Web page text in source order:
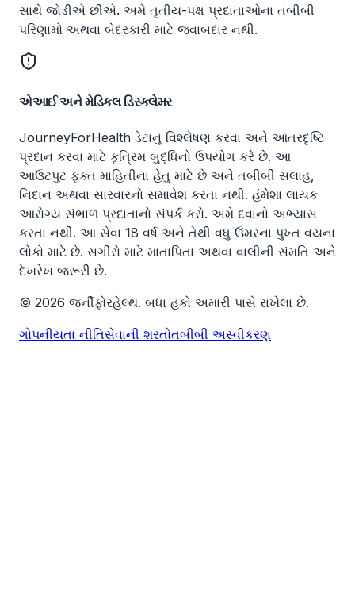
સાથે જોડીએ છીએ. અમે તૃતીય-પક્ષ પ્રદાતાઓના તબીબી
પરિણામો અથવા બેદરકારી માટે જવાબદાર નથી.
એઆઈ અને મેડિકલ ડિસ્ક્લેમર
JourneyForHealth ડેટાનું વિશ્લેષણ કરવા અને આંતરદૃષ્ટિ
પ્રદાન કરવા માટે કૃત્રિમ બુદ્ધિનો ઉપયોગ કરે છે. આ
આઉટપુટ ફક્ત માહિતીના હેતુ માટે છે અને તબીબી સલાહ,
નિદાન અથવા સારવારનો સમાવેશ કરતા નથી. હંમેશા લાયક
આરોગ્ય સંભાળ પ્રદાતાનો સંપર્ક કરો. અમે દવાનો અભ્યાસ
કરતા નથી. આ સેવા 18 વર્ષ અને તેથી વધુ ઉંમરના પુખ્ત વયના
લોકો માટે છે. સગીરો માટે માતાપિતા અથવા વાલીની સંમતિ અને
દેખરેખ જરૂરી છે.
© 2026 જર્નીફોરહેલ્થ. બધા હકો અમારી પાસે રાખેલા છે.
ગોપનીયતા નીતિસેવાની શરતોતબીબી અસ્વીકરણ